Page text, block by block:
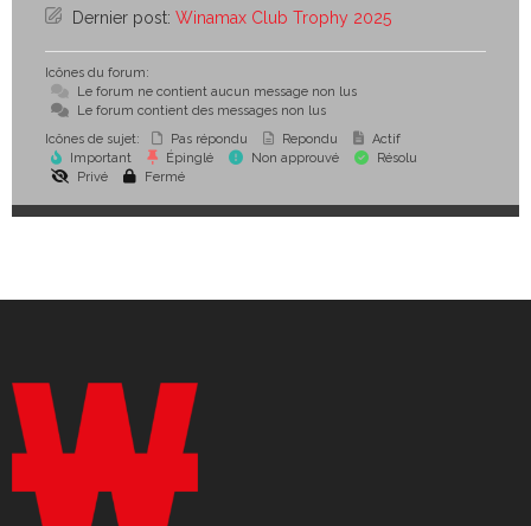
Dernier post: Winamax Club Trophy 2025
Icônes du forum:
Le forum ne contient aucun message non lus
Le forum contient des messages non lus
Icônes de sujet:
Pas répondu Repondu
Actif
Important
Épinglé Non approuvé
Résolu
Privé
Fermé